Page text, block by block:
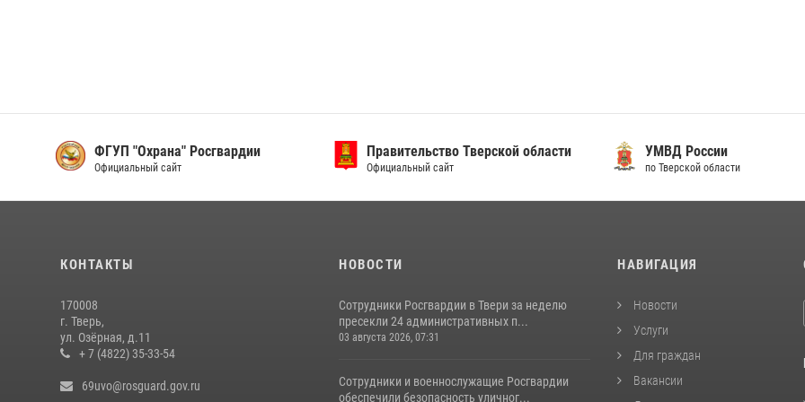
ФГУП "Охрана" Росгвардии
Официальный сайт
Правительство Тверской области
Официальный сайт
УМВД России
по Тверской области
КОНТАКТЫ
170008
г. Тверь,
ул. Озёрная, д.11
+ 7 (4822) 35-33-54
69uvo@rosguard.gov.ru
НОВОСТИ
Сотрудники Росгвардии в Твери за неделю
пресекли 24 административных п...
03 августа 2026, 07:31
Сотрудники и военнослужащие Росгвардии
обеспечили безопасность уличног...
НАВИГАЦИЯ
Новости
Услуги
Для граждан
Вакансии